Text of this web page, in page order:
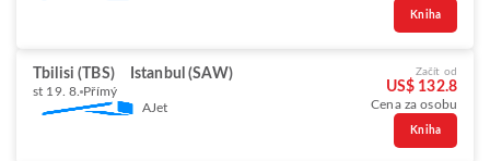
Kniha
Tbilisi (TBS) Istanbul (SAW)
st 19. 8. Přímý
AJet
Začít od
US$ 132.8
Cena za osobu
Kniha